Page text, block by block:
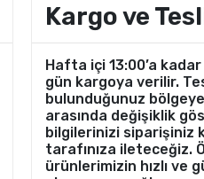
Kargo ve
Hafta içi 13:00’a
gün kargoya verilir.
bulunduğunuz
arasında değişiklik
bilgilerinizi siparişiniz
tarafınıza ileteceğiz.
ürünlerimizin hızlı ve